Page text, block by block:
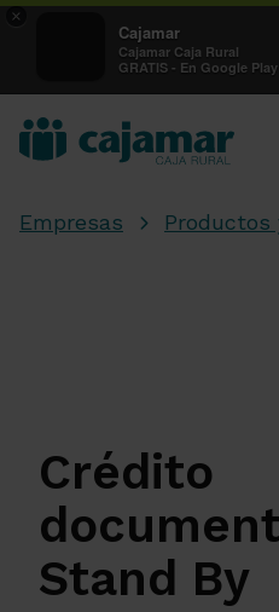
×
Cajamar
Cajamar Caja Rural
GRATIS - En Google Play
Empresas Productos
Crédito
Stand By